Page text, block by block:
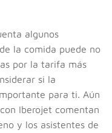
algunos
la comida puede no
por la tarifa más
si la
para ti. Aún
Iberojet comentan
y los asistentes de